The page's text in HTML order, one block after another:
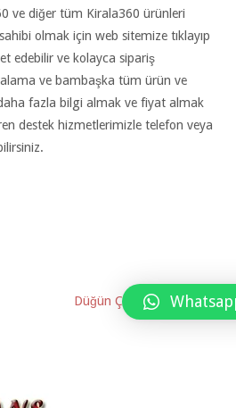
ve diğer tüm Kirala360 ürünleri
olmak için web sitemize tıklayıp
edebilir ve kolayca sipariş
ve bambaşka tüm ürün ve
fazla bilgi almak ve fiyat almak
destek hizmetlerimizle telefon veya
Düğün Çadırı Kiralama